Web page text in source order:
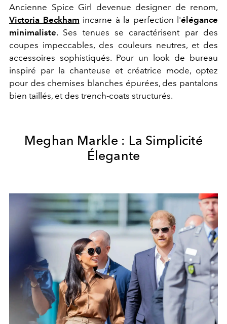
Ancienne Spice Girl devenue designer de renom,
Victoria Beckham incarne à la perfection l'élégance
minimaliste. Ses tenues se caractérisent par des
coupes impeccables, des couleurs neutres, et des
accessoires sophistiqués. Pour un look de bureau
inspiré par la chanteuse et créatrice mode, optez
pour des chemises blanches épurées, des pantalons
bien taillés, et des trench-coats structurés.
Meghan Markle : La Simplicité
Élegante